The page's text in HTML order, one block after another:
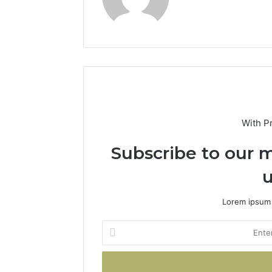
With
Subscribe to our
Lorem
Enter
your
Email